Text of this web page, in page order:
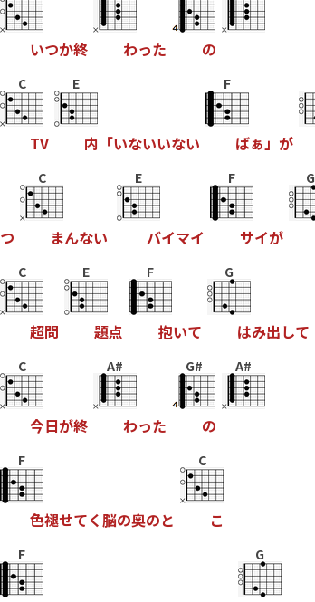
いつか終 わった の
C
TV
E
内 「いないいない
F
ばぁ」 が
つ
C
まんない
E
バイマイ
F
サイが
G
C
超問
E
題点
F
抱いて
G
はみ出して
C
今日が終
A#
わった
G#
の
A#
F
色褪せてく脳の奥のと
C
こ
F G